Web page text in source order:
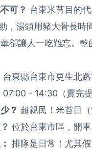
可？ 台東米苔目的
，湯頭用豬大骨長
卻讓人一吃難忘。
台東縣台東市更生北路
07:00 - 14:30（賣完
？ 超親民！米苔目
位於台東市區，開
排隊是日常！尤其